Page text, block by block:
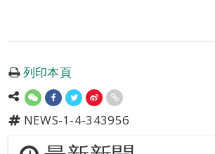
列印本頁
NEWS-1-4-343956